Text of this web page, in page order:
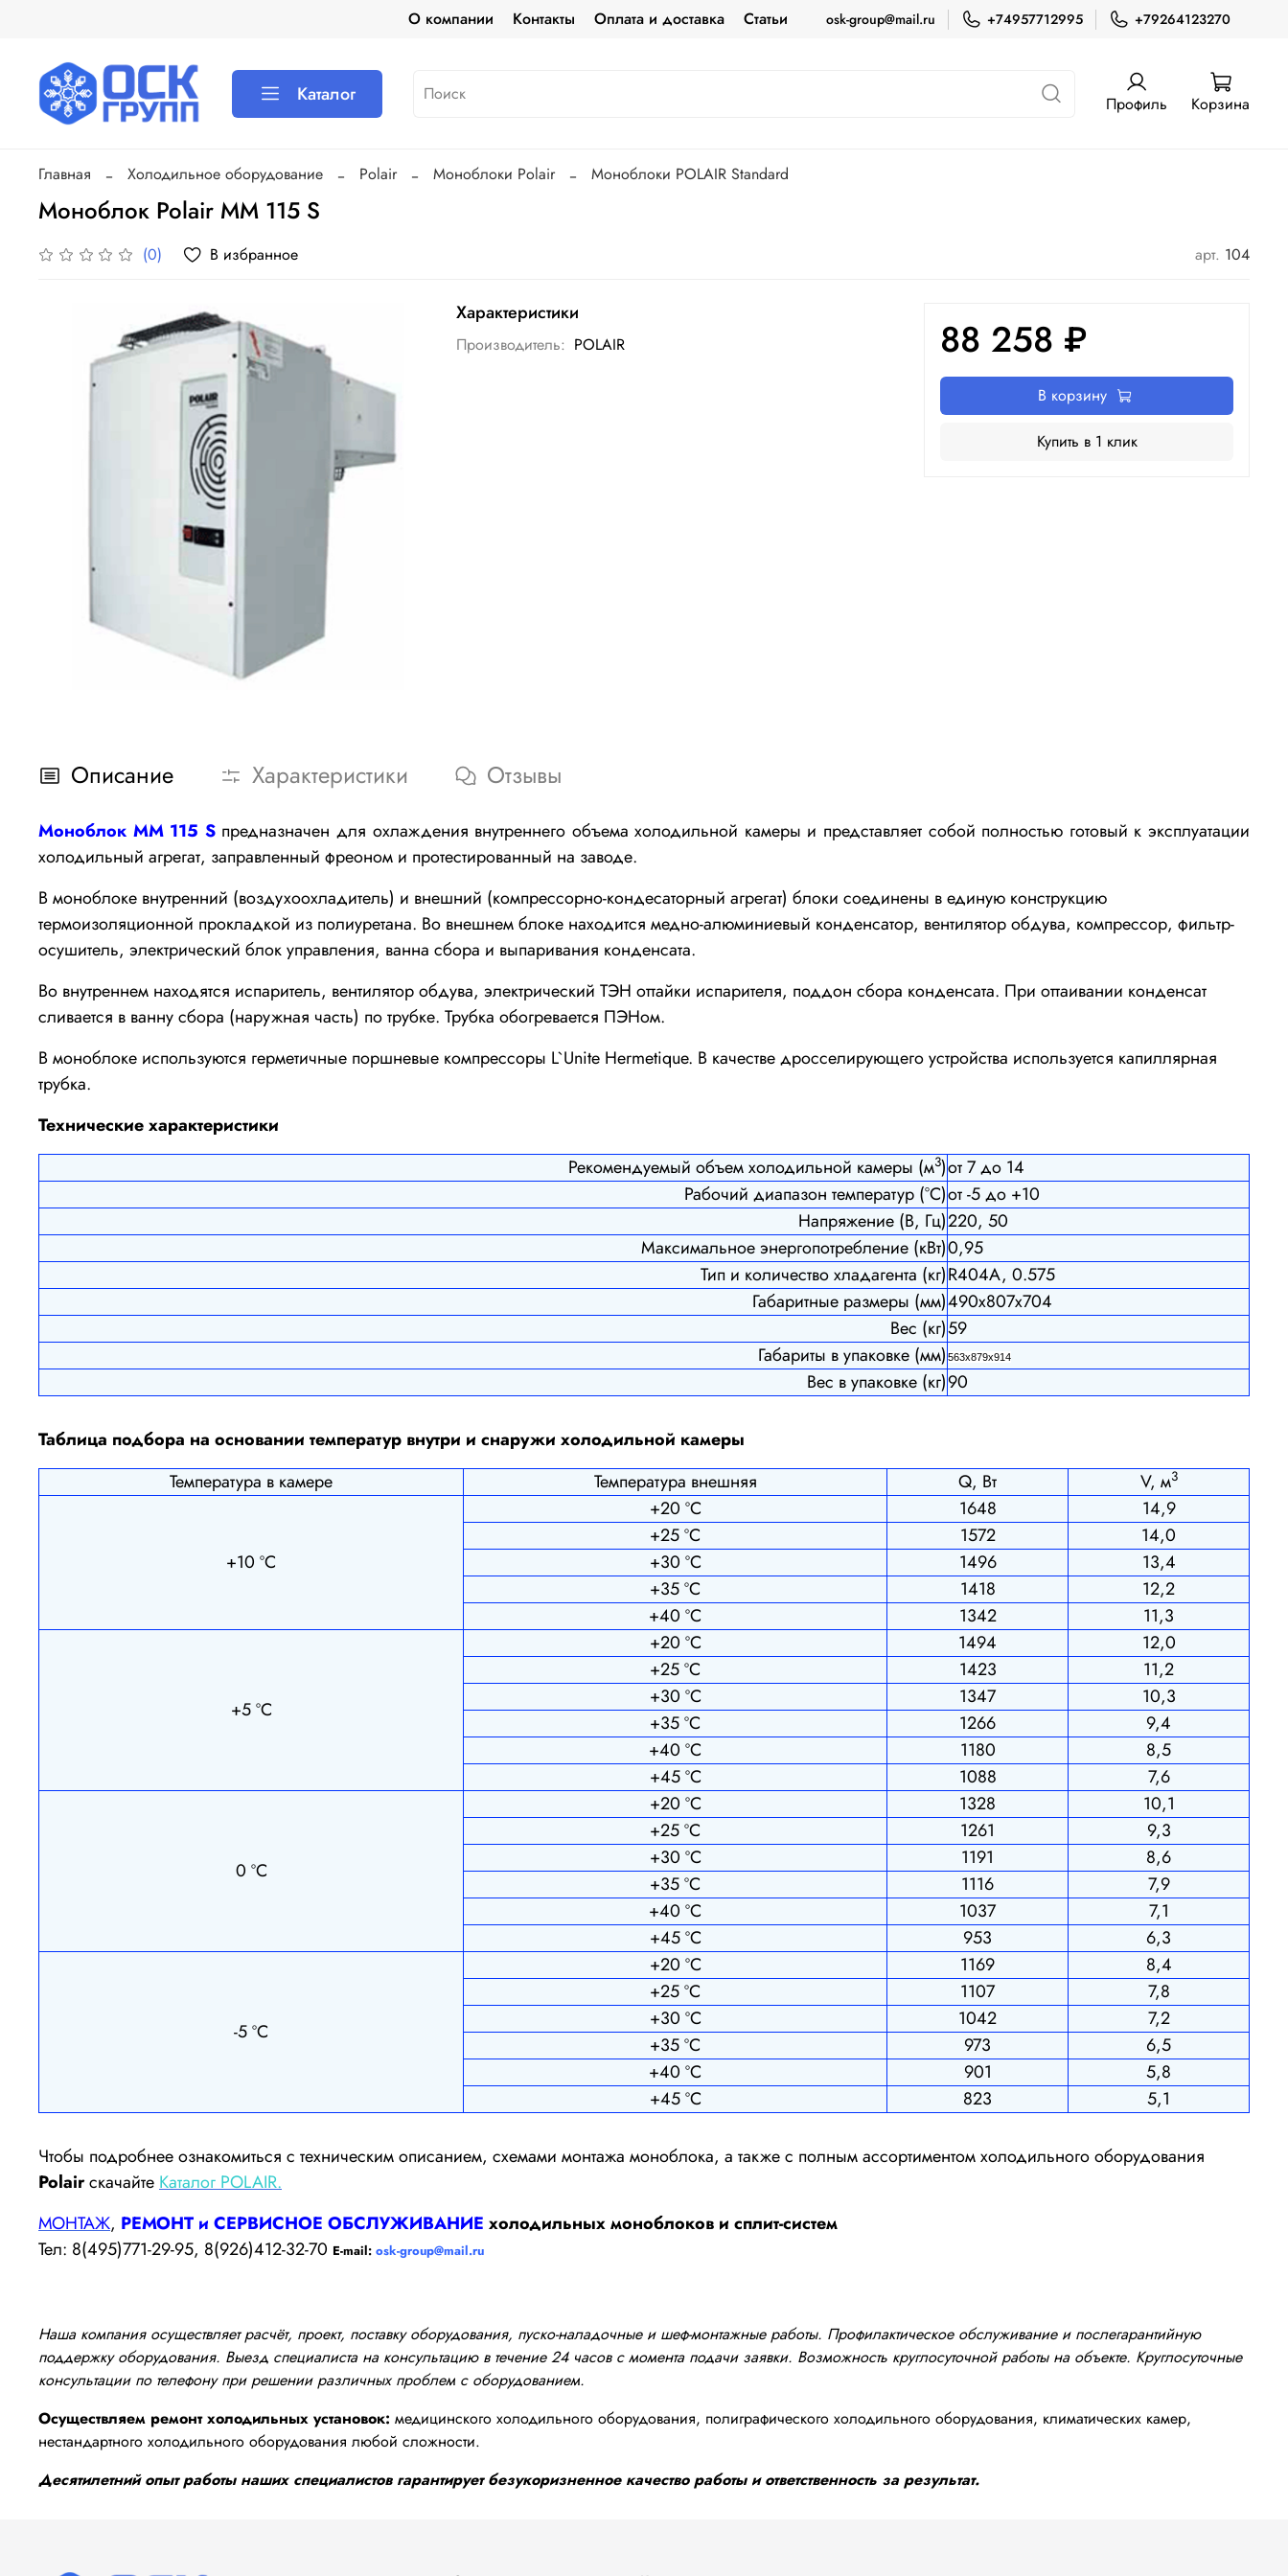
О компании Контакты Оплата и доставка Статьи osk-group@mail.ru +74957712995 +79264123270
Каталог Профиль Корзина
Главная Холодильное оборудование Polair Моноблоки Polair Моноблоки POLAIR Standard
Моноблок Polair MM 115 S
(0) В избранное арт. 104
Характеристики
Производитель: POLAIR 88 258 ₽
В корзину
Купить в 1 клик
Описание Характеристики Отзывы
Моноблок MM 115 Sпредназначен для охлаждения внутреннего объема холодильной камеры и представляет собой полностью готовый к эксплуатации
холодильный агрегат, заправленный фреоном и протестированный на заводе.
В моноблоке внутренний (воздухоохладитель) и внешний (компрессорно-кондесаторный агрегат) блоки соединены в единую конструкцию
термоизоляционной прокладкой из полиуретана. Во внешнем блоке находится медно-алюминиевый конденсатор, вентилятор обдува, компрессор, фильтр-
осушитель, электрический блок управления, ванна сбора и выпаривания конденсата.
Во внутреннем находятся испаритель, вентилятор обдува, электрический ТЭН оттайки испарителя, поддон сбора конденсата. При оттаивании конденсат
сливается в ванну сбора (наружная часть) по трубке. Трубка обогревается ПЭНом.
В моноблоке используются герметичные поршневые компрессоры L`Unite Hermetique. В качестве дросселирующего устройства используется капиллярная
трубка.
Технические характеристики
Рекомендуемый объем холодильной камеры (м3)от 7 до 14
Рабочий диапазон температур (°С)от -5 до +10
Напряжение (В, Гц)220, 50
Максимальное энергопотребление (кВт)0,95
Тип и количество хладагента (кг)R404A, 0.575
Габаритные размеры (мм)490х807x704
Вес (кг)59
Габариты в упаковке (мм) 563х879х914
Вес в упаковке (кг)90
Таблица подбора на основании температур внутри и снаружи холодильной камеры
Температура в камере
Температура внешняя Q, Вт V, м3
+10 ºС
+20 ºС 1648
14,9
+25 ºС
1572
14,0
+30 ºС
1496
13,4
+35 ºС
1418
12,2
+40 ºС
1342 11,3
+5 ºС
+20 ºС 1494
12,0
+25 ºС
1423
11,2
+30 ºС
1347
10,3
+35 ºС
1266
9,4
+40 ºС
1180
8,5
+45 ºС
1088 7,6
0 ºС
+20 ºС 1328
10,1
+25 ºС
1261
9,3
+30 ºС
1191
8,6
+35 ºС
1116
7,9
+40 ºС
1037
7,1
+45 ºС
953 6,3
-5 ºС
+20 ºС 1169
8,4
+25 ºС
1107
7,8
+30 ºС
1042
7,2
+35 ºС
973
6,5
+40 ºС
901
5,8
+45 ºС
823 5,1
Чтобы подробнее ознакомиться с техническим описанием, схемами монтажа моноблока, а также с полным ассортиментом холодильного оборудования
Polairскачайте Каталог POLAIR.
МОНТАЖ, РЕМОНТ и СЕРВИСНОЕ ОБСЛУЖИВАНИЕ холодильных моноблоков и сплит-систем
Тел: 8(495)771-29-95, 8(926)412-32-70 E-mail: osk-group@mail.ru
Наша компания осуществляет расчёт, проект, поставку оборудования, пуско-наладочные и шеф-монтажные работы. Профилактическое обслуживание и послегарантийную
поддержку оборудования. Выезд специалиста на консультацию в течение 24 часов с момента подачи заявки. Возможность круглосуточной работы на объекте. Круглосуточные
консультации по телефону при решении различных проблем с оборудованием.
Осуществляем ремонт холодильных установок: медицинского холодильного оборудования, полиграфического холодильного оборудования, климатических камер,
нестандартного холодильного оборудования любой сложности.
Десятилетний опыт работы наших специалистов гарантирует безукоризненное качество работы и ответственность за результат.